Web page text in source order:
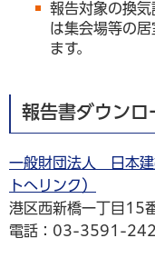
報告対象の換
は集会場等の
ます。
報告書ダウンロ
一般財団法人 日本建
トへリンク）
港区西新橋一丁目15
電話：03-3591-